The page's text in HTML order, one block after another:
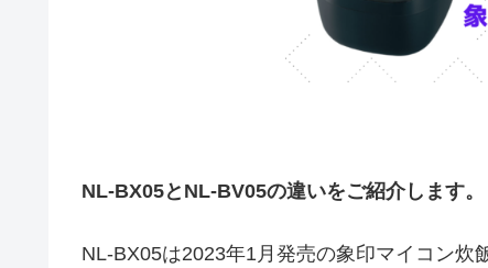
NL-BX05とNL-BV05の違いをご紹介します。
NL-BX05は2023年1月発売の象印マイコン炊